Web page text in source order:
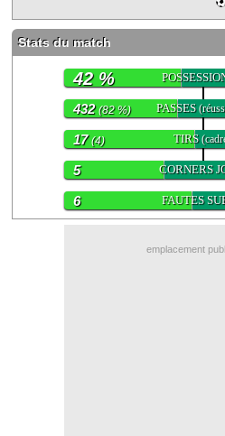
Stats du match
42 %
PASSES
432(82 %)
TIRS
17(4)
CORNERS
5
FAUTES
6
emplacement
Contact / Signaler un bug
Recrutement Maxifoot
Mentions légales
site web Maxifoot.fr